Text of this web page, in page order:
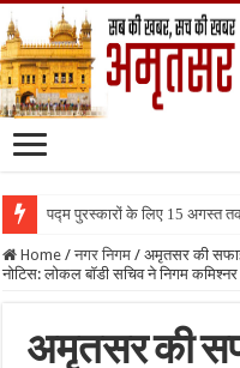
पद्म पुरस्कारों के लिए 15 अगस्त
Home / नगर निगम / अमृतसर की
नोटिस: लोकल बॉडी सचिव ने निगम
अमृतसर की